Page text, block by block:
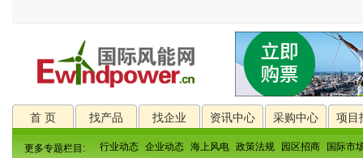
首 页 找产品 找企业 资讯中心 采购中心 项目
更多专题栏目: 行业动态 企业动态 海上风电 政策法规 园区招商
国际市